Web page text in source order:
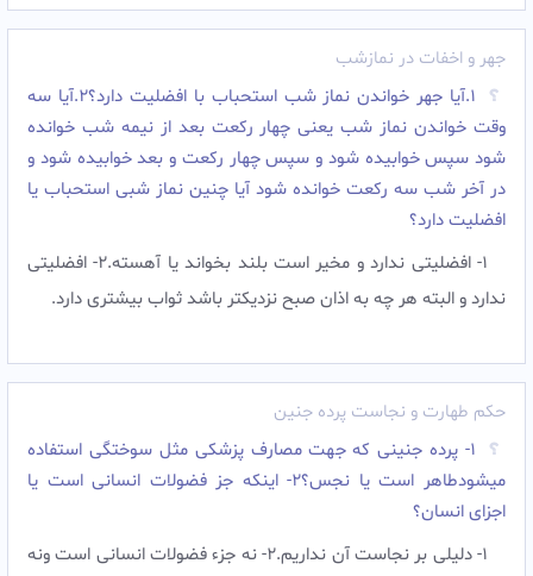
جهر و اخفات در نمازشب
۱.آیا جهر خواندن نماز شب استحباب با افضلیت دارد؟۲.آیا سه
وقت خواندن نماز شب یعنی چهار رکعت بعد از نیمه شب خوانده
شود سپس خوابیده شود و سپس چهار رکعت و بعد خوابیده شود و
در آخر شب سه رکعت خوانده شود آیا چنین نماز شبی استحباب یا
افضلیت دارد؟
1- افضلیتی ندارد و مخیر است بلند بخواند یا آهسته.2- افضلیتی
ندارد و البته هر چه به اذان صبح نزدیکتر باشد ثواب بیشتری دارد.
حکم طهارت و نجاست پرده جنین
۱- پرده جنینی که جهت مصارف پزشکی مثل سوختگی استفاده
میشودطاهر است یا نجس؟۲- اینکه جز فضولات انسانی است یا
اجزای انسان؟
1- دلیلی بر نجاست آن نداریم.2- نه جزء فضولات انسانی است ونه